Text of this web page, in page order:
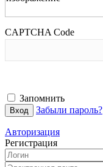
CAPTCHA Code
Запомнить
Забыли пароль?
Авторизация
Регистрация